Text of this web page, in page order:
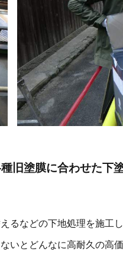
旧塗膜に合わせた下
るなどの下地処理を施工
いとどんなに高耐久の高